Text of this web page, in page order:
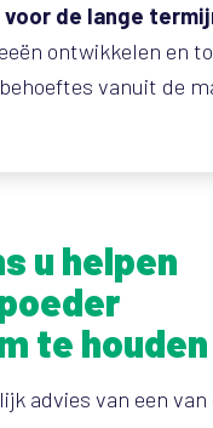
de lange
ontwikkelen en
vanuit de
u helpen
te houden
advies van een